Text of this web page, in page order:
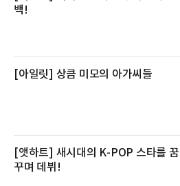
백!
[아일릿] 상큼 미모의 아가씨들
[앳하트] 새시대의 K-POP 스타를 꿈
꾸며 데뷔!